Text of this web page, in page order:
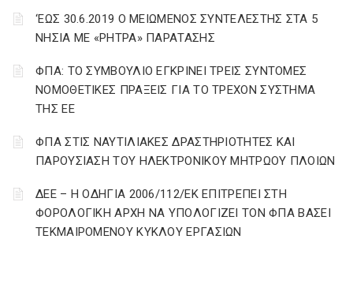
‘ΕΩΣ 30.6.2019 Ο ΜΕΙΩΜΕΝΟΣ ΣΥΝΤΕΛΕΣΤΗΣ ΣΤΑ 5
ΝΗΣΙΑ ΜΕ «ΡΗΤΡΑ» ΠΑΡΑΤΑΣΗΣ
ΦΠΑ: ΤΟ ΣΥΜΒΟΥΛΙΟ ΕΓΚΡΙΝΕΙ ΤΡΕΙΣ ΣΥΝΤΟΜΕΣ
ΝΟΜΟΘΕΤΙΚΕΣ ΠΡΑΞΕΙΣ ΓΙΑ ΤΟ ΤΡΕΧΟΝ ΣΥΣΤΗΜΑ
ΤΗΣ ΕΕ
ΦΠΑ ΣΤΙΣ ΝΑΥΤΙΛΙΑΚΕΣ ΔΡΑΣΤΗΡΙΟΤΗΤΕΣ ΚΑΙ
ΠΑΡΟΥΣΙΑΣΗ ΤΟΥ ΗΛΕΚΤΡΟΝΙΚΟΥ ΜΗΤΡΩΟΥ ΠΛΟΙΩΝ
ΔΕΕ – Η ΟΔΗΓΙΑ 2006/112/ΕΚ ΕΠΙΤΡΕΠΕΙ ΣΤΗ
ΦΟΡΟΛΟΓΙΚΗ ΑΡΧΗ ΝΑ ΥΠΟΛΟΓΙΖΕΙ ΤΟΝ ΦΠΑ ΒΑΣΕΙ
ΤΕΚΜΑΙΡΟΜΕΝΟΥ ΚΥΚΛΟΥ ΕΡΓΑΣΙΩΝ